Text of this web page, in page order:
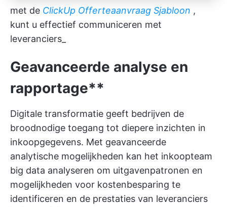
met de ClickUp Offerteaanvraag Sjabloon ,
kunt u effectief communiceren met
leveranciers_
Geavanceerde analyse en
rapportage**
Digitale transformatie geeft bedrijven de
broodnodige toegang tot diepere inzichten in
inkoopgegevens. Met geavanceerde
analytische mogelijkheden kan het inkoopteam
big data analyseren om uitgavenpatronen en
mogelijkheden voor kostenbesparing te
identificeren en de prestaties van leveranciers